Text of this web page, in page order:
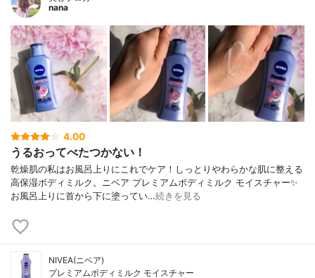
nana
4.00
うるおってべたつかない！
乾燥肌の私はお風呂上りにこれでケア！しっとりやわらかな肌に整える
高保湿ボディミルク。ニベア プレミアムボディミルク モイスチャー✨
お風呂上りに首から下に塗ってい…続きを見る
NIVEA(ニベア)
プレミアムボディミルク モイスチャー